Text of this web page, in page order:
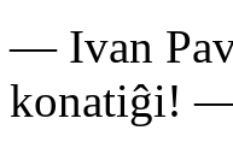
— Ivan
konatiĝi!